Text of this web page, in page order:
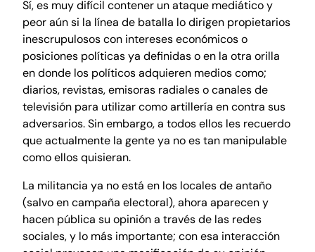
Sí, es muy difícil contener un ataque mediático y
peor aún si la línea de batalla lo dirigen propietarios
inescrupulosos con intereses económicos o
posiciones políticas ya definidas o en la otra orilla
en donde los políticos adquieren medios como;
diarios, revistas, emisoras radiales o canales de
televisión para utilizar como artillería en contra sus
adversarios. Sin embargo, a todos ellos les recuerdo
que actualmente la gente ya no es tan manipulable
como ellos quisieran.
La militancia ya no está en los locales de antaño
(salvo en campaña electoral), ahora aparecen y
hacen pública su opinión a través de las redes
sociales, y lo más importante; con esa interacción